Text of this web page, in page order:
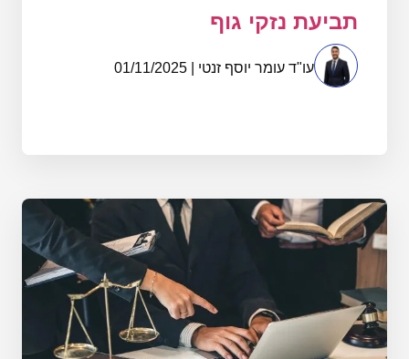
תביעת נזקי גוף
עו"ד עומר יוסף זנטי | 01/11/2025